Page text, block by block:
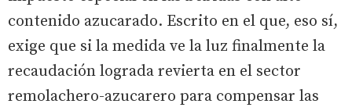
contenido azucarado. Escrito en el que, eso sí,
exige que si la medida ve la luz finalmente la
recaudación lograda revierta en el sector
remolachero-azucarero para compensar las